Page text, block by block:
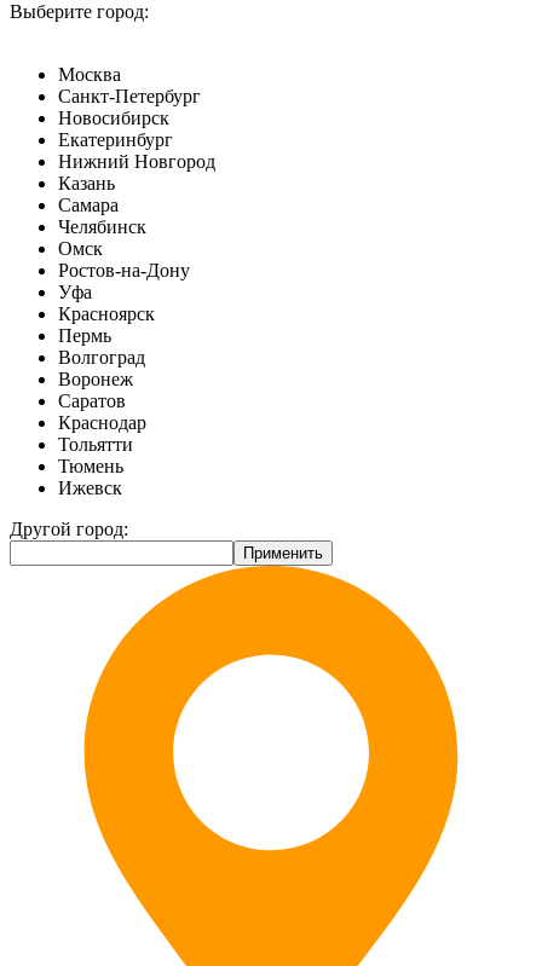
Выберите город:
Москва
Санкт-Петербург
Новосибирск
Екатеринбург
Нижний Новгород
Казань
Самара
Челябинск
Омск
Ростов-на-Дону
Уфа
Красноярск
Пермь
Волгоград
Воронеж
Саратов
Краснодар
Тольятти
Тюмень
Ижевск
Другой город: